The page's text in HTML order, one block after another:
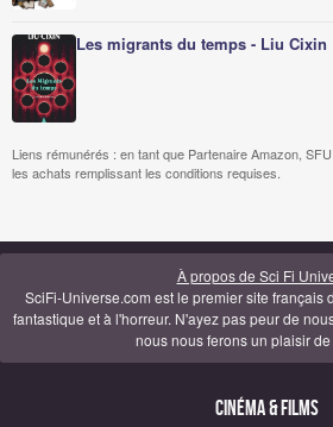
Les migrants du temps - Liu Cixin
Liens rémunérés : en tant que Partenaire Amazon,
les achats remplissant les conditions requises.
À propos de Sci Fi
SciFi-Universe.com est le premier site français
fantastique et à l'horreur. N'ayez pas peur de
nous nous ferons un plaisir
Cinéma & Films